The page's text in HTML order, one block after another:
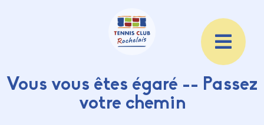
Vous vous êtes égaré -- Passez
votre chemin